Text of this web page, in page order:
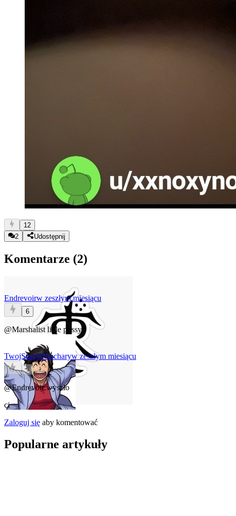
12
2
Udostępnij
Komentarze (2)
Endrevoirw zeszłym miesiącu
6
@Marshalist little pussy!
TwojStaryJeSucharyw zeszłym miesiącu
0
@Endrevoirwyszło
ci
Zaloguj się aby komentować
Popularne artykuły